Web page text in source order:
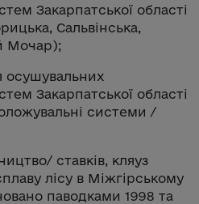
Закарпатської області
Сальвінська,
Мочар);
осушувальних
Закарпатської області
системи /
ставків, кляуз
лісу в Міжгірському
паводками 1998 та